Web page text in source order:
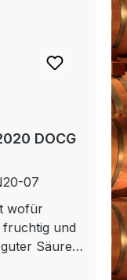
DOCG
07
wofür
fruchtig und
Säure
wird er